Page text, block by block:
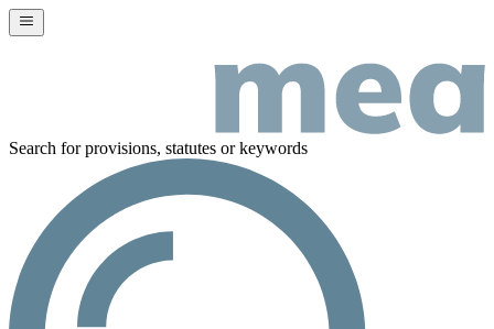
Search for provisions, statutes or keywords